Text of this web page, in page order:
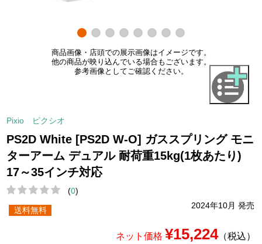
商品画像・店頭での展示画像はイメージです。
他の商品が映り込んでいる場合もございます。
参考画像としてご確認ください。
Pixio ピクシオ
PS2D White [PS2D W-O] ガススプリング モニ
ターアーム デュアル 耐荷重15kg(1枚あたり)
17～35インチ対応
(0)
2024年10月 発売
送料無料
ネット価格 ¥15,224（税込）